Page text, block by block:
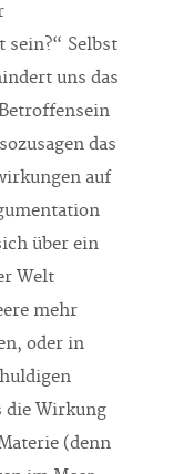
sein?“ Selbst
uns das
das
auf
über ein
Welt
mehr
oder in
die Wirkung
(denn